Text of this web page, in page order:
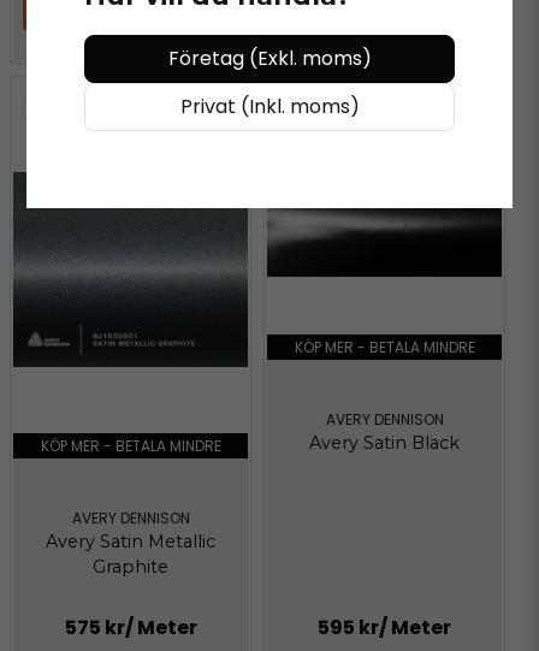
LÄGG I VARUKORGEN LÄGG I VARUKORGEN
KÖP MER - BETALA MINDRE
AVERY DENNISON
Avery Satin Metallic
Graphite
575 kr/ Meter
KÖP MER - BETALA MINDRE
AVERY DENNISON
Avery Satin Black
595 kr/ Meter
Företag (Exkl. moms)
Privat (Inkl. moms)